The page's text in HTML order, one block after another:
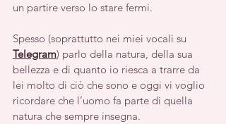
un partire verso lo stare fermi.
Spesso (soprattutto nei miei vocali su
Telegram) parlo della natura, della sua
bellezza e di quanto io riesca a trarre da
lei molto di ciò che sono e oggi vi voglio
ricordare che l’uomo fa parte di quella
natura che sempre insegna.